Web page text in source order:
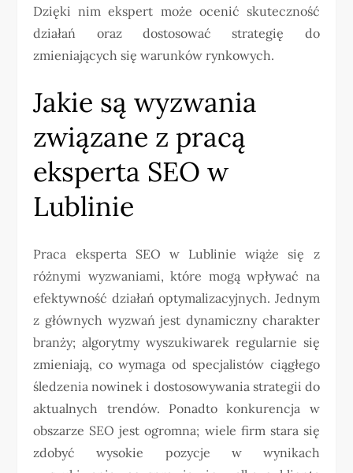
Dzięki nim ekspert może ocenić skuteczność
działań oraz dostosować strategię do
zmieniających się warunków rynkowych.
Jakie są wyzwania
związane z pracą
eksperta SEO w
Lublinie
Praca eksperta SEO w Lublinie wiąże się z
różnymi wyzwaniami, które mogą wpływać na
efektywność działań optymalizacyjnych. Jednym
z głównych wyzwań jest dynamiczny charakter
branży; algorytmy wyszukiwarek regularnie się
zmieniają, co wymaga od specjalistów ciągłego
śledzenia nowinek i dostosowywania strategii do
aktualnych trendów. Ponadto konkurencja w
obszarze SEO jest ogromna; wiele firm stara się
zdobyć wysokie pozycje w wynikach